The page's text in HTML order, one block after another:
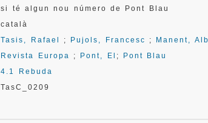
si té algun nou número de Pont Blau
català
Tasis, Rafael ; Pujols, Francesc ; Manent,
Revista Europa ; Pont, El ; Pont Blau
4.1 Rebuda
TasC_0209